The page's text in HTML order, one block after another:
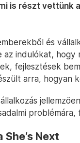
is részt vettünk
és
az indulókat,
fejlesztések
arra, hogyan
She’s Next